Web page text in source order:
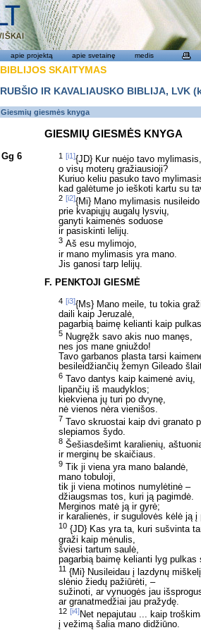
apie projektą apie svetainę medis
BIBLIJOS SKAITYMAS
RUBŠIO IR KAVALIAUSKO BIBLIJA,
Giesmių giesmės knyga
GIESMIŲ GIESMĖS KNYGA
Gg 6 1 [i1]{JD} Kur nuėjo tavo mylimasis,
o visų moterų gražiausioji?
Kuriuo keliu pasuko tavo
kad galėtume jo ieškoti kartu su
2 [i2]{Mi} Mano mylimasis
prie kvapiųjų augalų lysvių,
ganyti kaimenės soduose
ir pasiskinti lelijų.
3 Aš esu mylimojo,
ir mano mylimasis yra mano.
Jis ganosi tarp lelijų.
F. PENKTOJI GIESMĖ
4 [i3]{Ms} Mano meile, tu tokia
daili kaip Jeruzalė,
pagarbią baimę kelianti kaip
5 Nugręžk savo akis nuo manęs,
nes jos mane gniuždo!
Tavo garbanos plasta tarsi
besileidžiančių žemyn Gileado
6 Tavo dantys kaip kaimenė avių,
lipančių iš maudyklos;
kiekviena jų turi po dvynę,
nė vienos nėra vienišos.
7 Tavo skruostai kaip dvi granato
slepiamos šydo.
8 Šešiasdešimt karalienių,
ir merginų be skaičiaus.
9 Tik ji viena yra mano balandė,
mano tobuloji,
tik ji viena motinos numylėtinė –
džiaugsmas tos, kuri ją pagimdė.
Merginos matė ją ir gyrė;
ir karalienės, ir sugulovės kėlė ją į
10 {JD} Kas yra ta, kuri sušvinta
graži kaip mėnulis,
šviesi tartum saulė,
pagarbią baimę kelianti lyg pulkas
11 {Mi} Nusileidau į lazdynų miškelį
slėnio žiedų pažiūrėti, –
sužinoti, ar vynuogės jau
ar granatmedžiai jau pražydę.
12 [i4]Net nepajutau ... kaip
į vežimą šalia mano didžiūno.